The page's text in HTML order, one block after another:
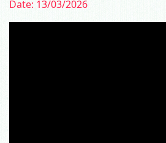
Date: 13/03/2026